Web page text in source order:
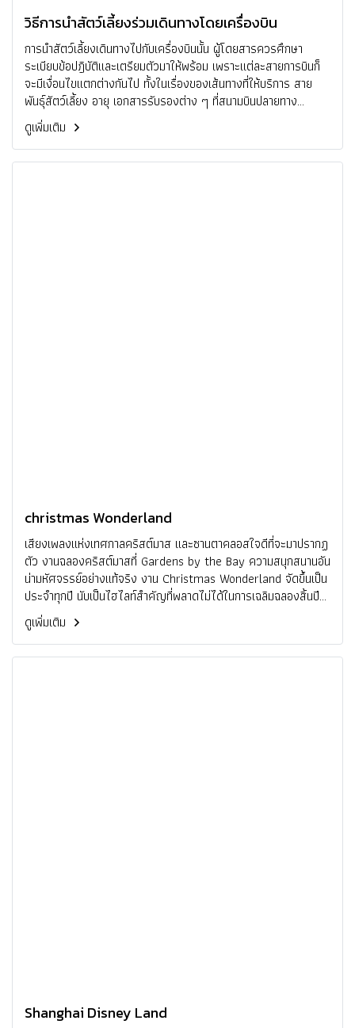
วิธีการนำสัตว์เลี้ยงร่วมเดินทางโดยเครื่องบิน
การนำสัตว์เลี้ยงเดินทางไปกับเครื่องบินนั้น ผู้โดยสารควรศึกษา
ระเบียบข้อปฎิบัติและเตรียมตัวมาให้พร้อม เพราะแต่ละสายการบินก็
จะมีเงื่อนไขแตกต่างกันไป ทั้งในเรื่องของเส้นทางที่ให้บริการ สาย
พันธุ์สัตว์เลี้ยง อายุ เอกสารรับรองต่าง ๆ ที่สนามบินปลายทาง
ต้องการ
ดูเพิ่มเติม
christmas Wonderland
เสียงเพลงแห่งเทศกาลคริสต์มาส และซานตาคลอสใจดีที่จะมาปรากฏ
ตัว งานฉลองคริสต์มาสที่ Gardens by the Bay ความสนุกสนานอัน
น่ามหัศจรรย์อย่างแท้จริง งาน Christmas Wonderland จัดขึ้นเป็น
ประจำทุกปี นับเป็นไฮไลท์สำคัญที่พลาดไม่ได้ในการเฉลิมฉลองสิ้นปี
อันน่าตื่นตาตื่นใจของสิงคโปร์ และเป็นเทศกาลรื่นเริงที่ต้อนรับนักท่อง
เที่ยวทุกเพศทุกวัยจำนวนมาก ชมสวนสวยที่กลับมามีชีวิตชีวาอีกครั้ง
ด้วยโคมไฟระย้าที่ประดับประดาแทบทุกจุดในยามค่ำคืน และยังได้เต็ม
ดูเพิ่มเติม
Shanghai Disney Land